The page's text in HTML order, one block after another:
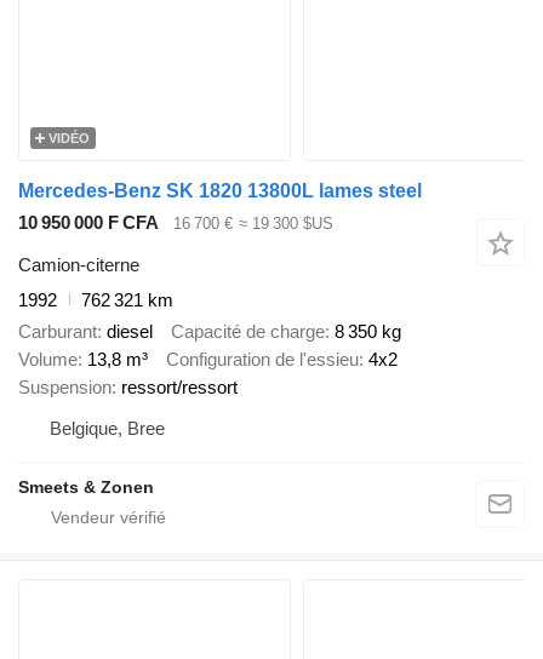
VIDÉO
Mercedes-Benz SK 1820 13800L lames steel
10 950 000 F CFA
16 700 € ≈ 19 300 $US
Camion-citerne
1992
762 321 km
Carburant diesel Capacité de charge 8 350 kg
Volume 13,8 m³ Configuration de l'essieu 4x2
Suspension ressort/ressort
Belgique, Bree
Smeets & Zonen